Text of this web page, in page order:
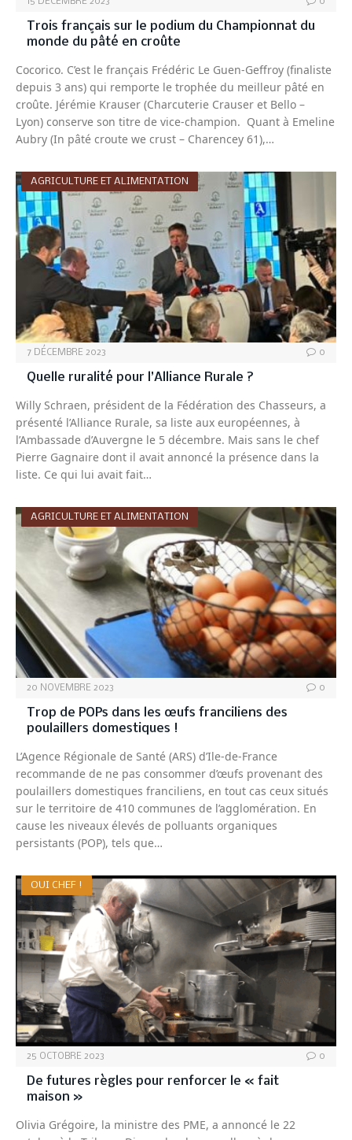
Trois français sur le podium du Championnat du
monde du pâté en croûte
Cocorico. C’est le français Frédéric Le Guen-Geffroy (finaliste
depuis 3 ans) qui remporte le trophée du meilleur pâté en
croûte. Jérémie Krauser (Charcuterie Crauser et Bello –
Lyon) conserve son titre de vice-champion. Quant à Emeline
Aubry (In pâté croute we crust – Charencey 61),…
AGRICULTURE ET ALIMENTATION
7 DÉCEMBRE 2023 0
Quelle ruralité pour l’Alliance Rurale ?
Willy Schraen, président de la Fédération des Chasseurs, a
présenté l’Alliance Rurale, sa liste aux européennes, à
l’Ambassade d’Auvergne le 5 décembre. Mais sans le chef
Pierre Gagnaire dont il avait annoncé la présence dans la
liste. Ce qui lui avait fait…
AGRICULTURE ET ALIMENTATION
20 NOVEMBRE 2023 0
Trop de POPs dans les œufs franciliens des
poulaillers domestiques !
L’Agence Régionale de Santé (ARS) d’Ile-de-France
recommande de ne pas consommer d’œufs provenant des
poulaillers domestiques franciliens, en tout cas ceux situés
sur le territoire de 410 communes de l’agglomération. En
cause les niveaux élevés de polluants organiques
persistants (POP), tels que…
OUI CHEF !
25 OCTOBRE 2023 0
De futures règles pour renforcer le « fait
maison »
Olivia Grégoire, la ministre des PME, a annoncé le 22